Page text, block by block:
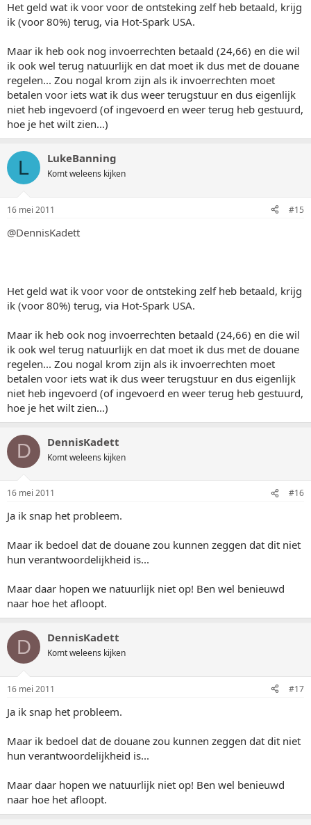
Het geld wat ik voor voor de ontsteking zelf heb betaald, krijg
ik (voor 80%) terug, via Hot-Spark USA.
Maar ik heb ook nog invoerrechten betaald (24,66) en die wil
ik ook wel terug natuurlijk en dat moet ik dus met de douane
regelen... Zou nogal krom zijn als ik invoerrechten moet
betalen voor iets wat ik dus weer terugstuur en dus eigenlijk
niet heb ingevoerd (of ingevoerd en weer terug heb gestuurd,
hoe je het wilt zien...)
L LukeBanning
Komt weleens kijken
16 mei 2011 #15
@DennisKadett
Het geld wat ik voor voor de ontsteking zelf heb betaald, krijg
ik (voor 80%) terug, via Hot-Spark USA.
Maar ik heb ook nog invoerrechten betaald (24,66) en die wil
ik ook wel terug natuurlijk en dat moet ik dus met de douane
regelen... Zou nogal krom zijn als ik invoerrechten moet
betalen voor iets wat ik dus weer terugstuur en dus eigenlijk
niet heb ingevoerd (of ingevoerd en weer terug heb gestuurd,
hoe je het wilt zien...)
D DennisKadett
Komt weleens kijken
16 mei 2011 #16
Ja ik snap het probleem.
Maar ik bedoel dat de douane zou kunnen zeggen dat dit niet
hun verantwoordelijkheid is...
Maar daar hopen we natuurlijk niet op! Ben wel benieuwd
naar hoe het afloopt.
D DennisKadett
Komt weleens kijken
16 mei 2011 #17
Ja ik snap het probleem.
Maar ik bedoel dat de douane zou kunnen zeggen dat dit niet
hun verantwoordelijkheid is...
Maar daar hopen we natuurlijk niet op! Ben wel benieuwd
naar hoe het afloopt.